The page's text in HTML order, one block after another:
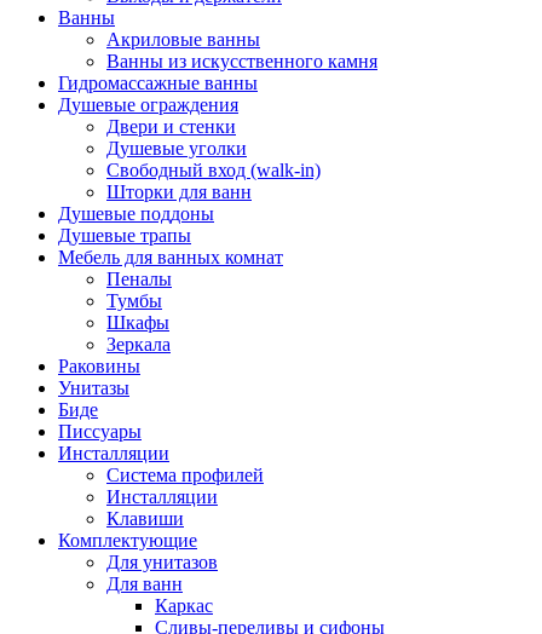
Ванны
Акриловые ванны
Ванны из искусственного камня
Гидромассажные ванны
Душевые ограждения
Двери и стенки
Душевые уголки
Свободный вход (walk-in)
Шторки для ванн
Душевые поддоны
Душевые трапы
Мебель для ванных комнат
Пеналы
Тумбы
Шкафы
Зеркала
Раковины
Унитазы
Биде
Писсуары
Инсталляции
Система профилей
Инсталляции
Клавиши
Комплектующие
Для унитазов
Для ванн
Каркас
Сливы-переливы и сифоны